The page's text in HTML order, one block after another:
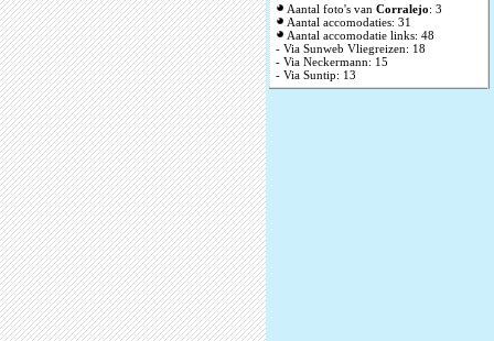
Aantal foto's van Corralejo: 3
Aantal accomodaties: 31
Aantal accomodatie links: 48
- Via Sunweb Vliegreizen: 18
- Via Neckermann: 15
- Via Suntip: 13